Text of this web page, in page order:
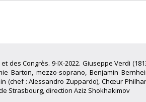
des Congrès. 9-IX-2022. Giuseppe Verdi
Barton, mezzo-soprano, Benjamin
(chef : Alessandro Zuppardo), Chœur
Strasbourg, direction Aziz Shokhakimov